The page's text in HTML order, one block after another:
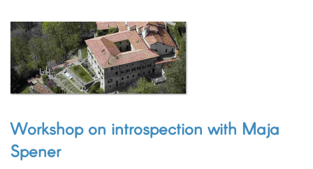
Workshop on introspection with Maja
Spener